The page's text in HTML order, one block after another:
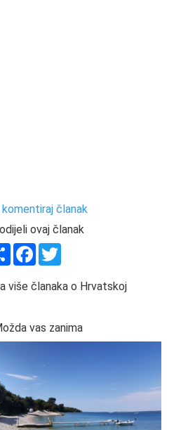
komentiraj članak
ovaj članak
ShareFacebook
više članaka o Hrvatskoj
vas zanima